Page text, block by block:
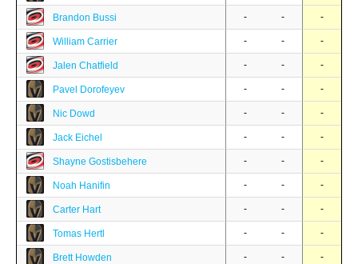
Brandon Bussi - - -
William Carrier - - -
Jalen Chatfield - - -
Pavel Dorofeyev - - -
Nic Dowd - - -
Jack Eichel - - -
Shayne Gostisbehere - - -
Noah Hanifin - - -
Carter Hart - - -
Tomas Hertl - - -
Brett Howden - - -